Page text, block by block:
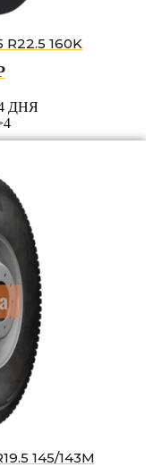
160K
ДНЯ
145/143M